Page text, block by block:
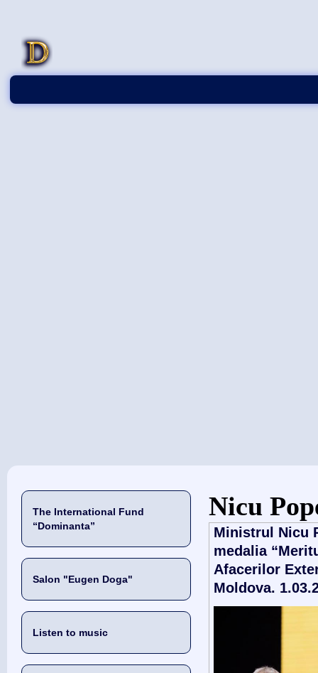
The International Fund
“Dominanta”
Salon "Eugen Doga"
Listen to music
当前位置
Nicu
Ministrul Nicu
medalia
Afacerilor
Moldova.